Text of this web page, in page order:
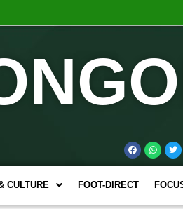
CULTURE FOOT-DIRECT